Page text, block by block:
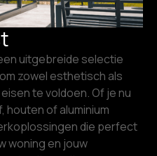
uitgebreide selectie
zowel esthetisch als
te voldoen. Of je nu
houten of aluminium
die perfect
woning en jouw